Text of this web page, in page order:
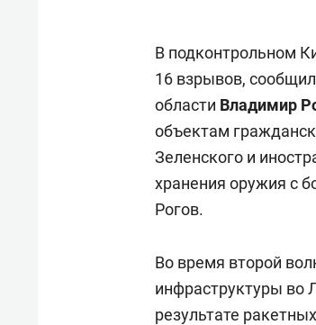
В подконтрольном
16 взрывов,
области Владимир
объектам
Зеленского и
хранения оружия с
Рогов.
Во время второй
инфраструктуры во
результате